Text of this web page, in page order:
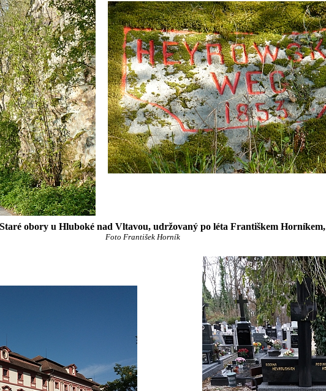
obory u Hluboké nad Vltavou, udržovaný po léta Františkem
Foto František Horník